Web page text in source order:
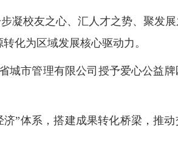
凝校友之心、汇人才之势、聚发
化为区域发展核心驱动力。
城市管理有限公司授予爱心公益
”体系，搭建成果转化桥梁，推